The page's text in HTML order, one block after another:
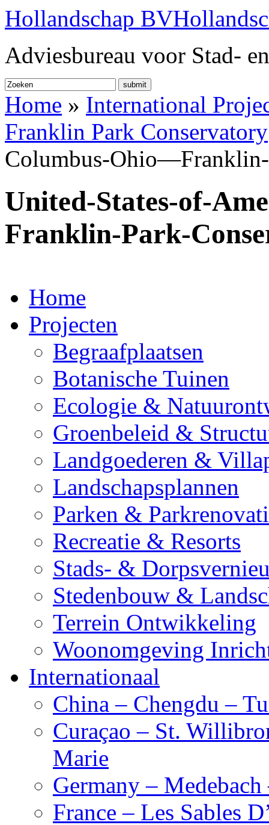
Hollandschap BV
Adviesbureau voor Stad-
submit
Home » International
Franklin Park Conservatory
Columbus-
United-States-of-
Franklin-Park-
Home
Projecten
Begraafplaatsen
Botanische Tuinen
Ecologie &
Groenbeleid &
Landgoederen &
Landschapsplannen
Parken &
Recreatie & Resorts
Stads- &
Stedenbouw &
Terrein Ontwikkeling
Woonomgeving
Internationaal
China – Chengdu –
Curaçao – St.
Marie
Germany –
France – Les Sables